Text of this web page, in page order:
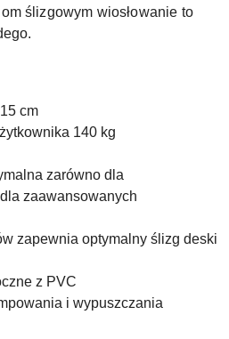
ślizgowym wiosłowanie to
cm
140 kg
zarówno dla
zaawansowanych
zapewnia optymalny ślizg deski
z PVC
i wypuszczania